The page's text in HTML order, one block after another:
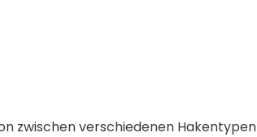
zwischen verschiedenen